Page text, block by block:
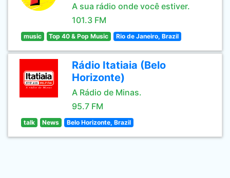
A sua rádio onde você estiver.
101.3 FM
music Top 40 & Pop Music Rio de Janeiro, Brazil
Rádio Itatiaia (Belo
Horizonte)
A Rádio de Minas.
95.7 FM
talk News Belo Horizonte, Brazil